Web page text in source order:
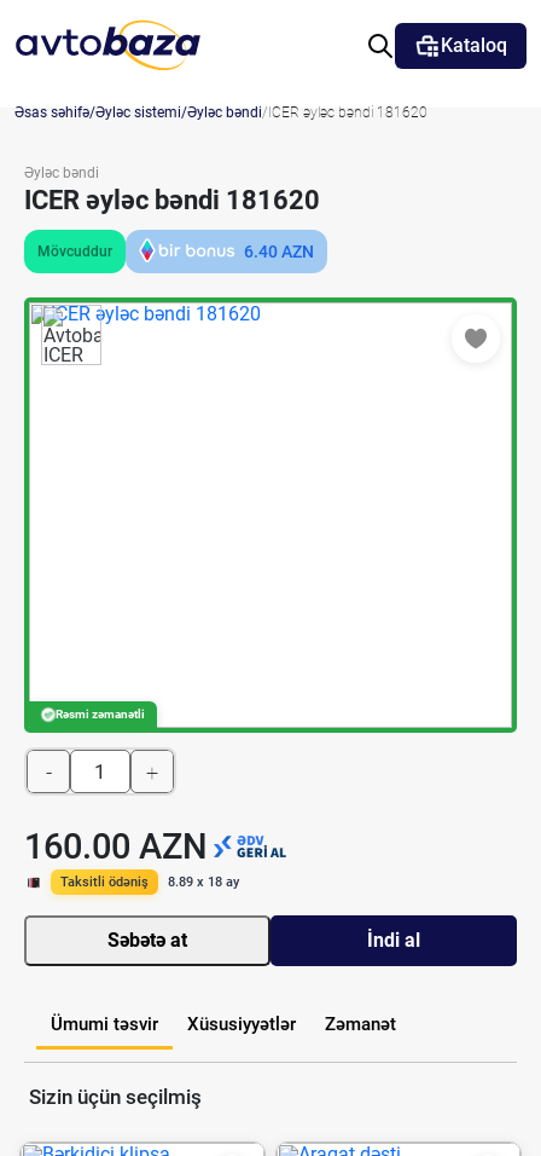
Kataloq
Əsas səhifə Əyləc sistemi Əyləc bəndi ICER əyləc bəndi 181620
Əyləc bəndi
ICER əyləc bəndi 181620
Mövcuddur 6.40AZN
Rəsmi zəmanətli
- +
160.00 AZN
Taksitli ödəniş 8.89 x 18 ay
Səbətə at İndi al
Ümumi təsvir Xüsusiyyətlər Zəmanət
Sizin üçün seçilmiş